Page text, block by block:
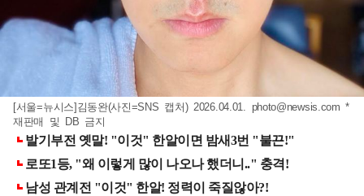
[서울=뉴시스]김동완(사진=SNS 캡처) 2026.04.01. photo@newsis.com *
재판매 및 DB 금지